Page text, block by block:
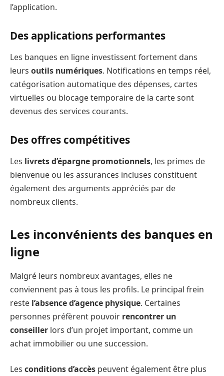
l’application.
Des applications performantes
Les banques en ligne investissent fortement dans
leurs outils numériques. Notifications en temps réel,
catégorisation automatique des dépenses, cartes
virtuelles ou blocage temporaire de la carte sont
devenus des services courants.
Des offres compétitives
Les livrets d’épargne promotionnels, les primes de
bienvenue ou les assurances incluses constituent
également des arguments appréciés par de
nombreux clients.
Les inconvénients des banques en
ligne
Malgré leurs nombreux avantages, elles ne
conviennent pas à tous les profils. Le principal frein
reste l’absence d’agence physique. Certaines
personnes préfèrent pouvoir rencontrer un
conseiller lors d’un projet important, comme un
achat immobilier ou une succession.
Les conditions d’accès peuvent également être plus